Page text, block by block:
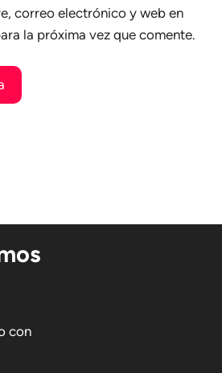
correo electrónico y web en
la próxima vez que comente.
con